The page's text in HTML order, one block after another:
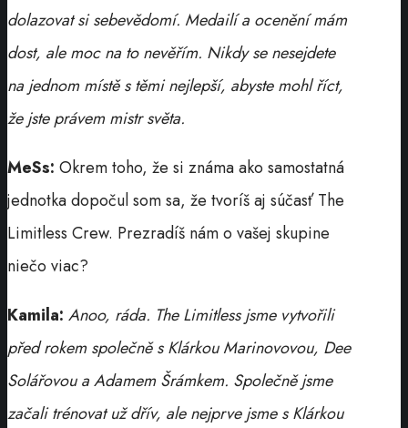
dolazovat si sebevědomí. Medailí a ocenění mám
dost, ale moc na to nevěřím. Nikdy se nesejdete
na jednom místě s těmi nejlepší, abyste mohl říct,
že jste právem mistr světa.
MeSs: Okrem toho, že si známa ako samostatná
jednotka dopočul som sa, že tvoríš aj súčasť The
Limitless Crew. Prezradíš nám o vašej skupine
niečo viac?
Kamila: Anoo, ráda. The Limitless jsme vytvořili
před rokem společně s Klárkou Marinovovou, Dee
Solářovou a Adamem Šrámkem. Společně jsme
začali trénovat už dřív, ale nejprve jsme s Klárkou